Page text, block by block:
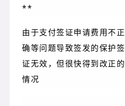
**
由于支付签证申请费用不正
确等问题导致签发的保护签
证无效，但很快得到改正的
情况